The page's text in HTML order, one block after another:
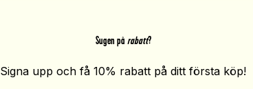
Sugen på rabatt?
Signa upp och få 10% rabatt på ditt första köp!